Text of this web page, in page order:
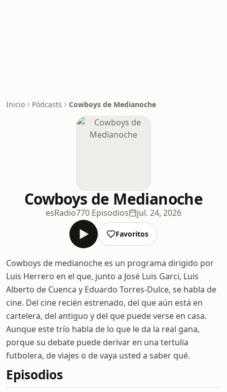
Inicio Pódcasts Cowboys de Medianoche
Cowboys de Medianoche
esRadio770 Episodios jul. 24, 2026
Favoritos
Cowboys de medianoche es un programa dirigido por
Luis Herrero en el que, junto a José Luis Garci, Luis
Alberto de Cuenca y Eduardo Torres-Dulce, se habla de
cine. Del cine recién estrenado, del que aún está en
cartelera, del antiguo y del que puede verse en casa.
Aunque este trío habla de lo que le da la real gana,
porque su debate puede derivar en una tertulia
futbolera, de viajes o de vaya usted a saber qué.
Episodios